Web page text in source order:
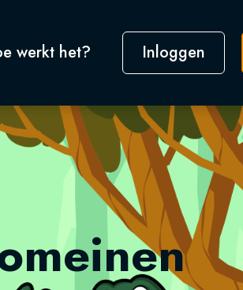
werkt het? Inloggen